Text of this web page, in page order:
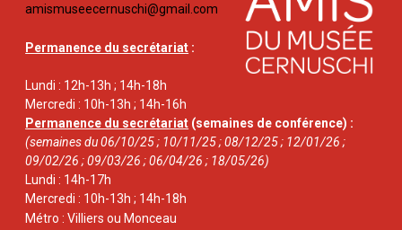
amismuseecernuschi@gmail.com
Permanence du secrétariat :
Lundi : 12h-13h ; 14h-18h
Mercredi : 10h-13h ; 14h-16h
Permanence du secrétariat (semaines de conférence) :
(semaines du 06/10/25 ; 10/11/25 ; 08/12/25 ; 12/01/26 ;
09/02/26 ; 09/03/26 ; 06/04/26 ; 18/05/26)
Lundi : 14h-17h
Mercredi : 10h-13h ; 14h-18h
Métro : Villiers ou Monceau